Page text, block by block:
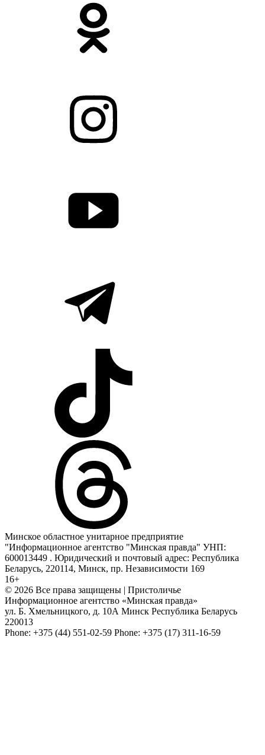
Минское областное унитарное предприятие
"Информационное агентство "Минская правда" УНП:
600013449 . Юридический и почтовый адрес: Республика
Беларусь, 220114, Минск, пр. Независимости 169
16+
© 2026 Все права защищены | Пристоличье
Информационное агентство «Минская правда»
ул. Б. Хмельницкого, д. 10А Минск Республика Беларусь
220013
Phone: +375 (44) 551-02-59 Phone: +375 (17) 311-16-59